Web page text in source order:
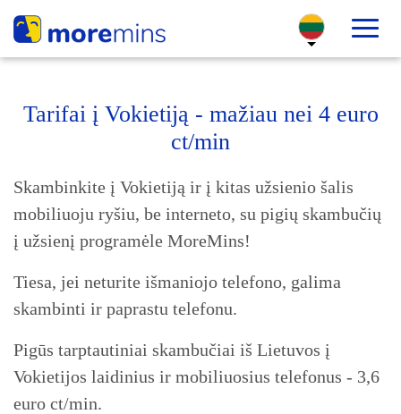
Tarifai į Vokietiją - mažiau nei 4 euro
ct/min
Skambinkite į Vokietiją ir į kitas užsienio šalis
mobiliuoju ryšiu, be interneto, su pigių skambučių
į užsienį programėle MoreMins!
Tiesa, jei neturite išmaniojo telefono, galima
skambinti ir paprastu telefonu.
Pigūs tarptautiniai skambučiai iš Lietuvos į
Vokietijos laidinius ir mobiliuosius telefonus - 3,6
euro ct/min.